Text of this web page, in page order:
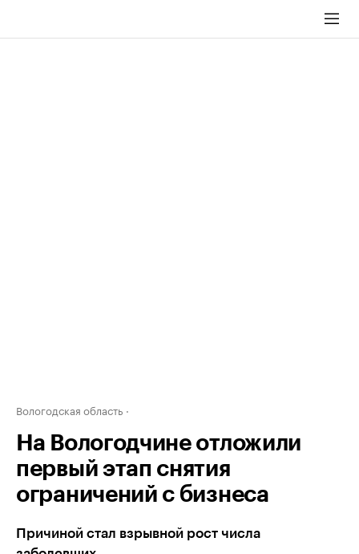
Вологодская область
На Вологодчине отложили
первый этап снятия
ограничений с бизнеса
Причиной стал взрывной рост числа